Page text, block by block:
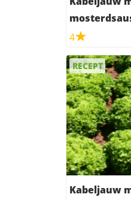
4
RECEPT
Kabeljauw